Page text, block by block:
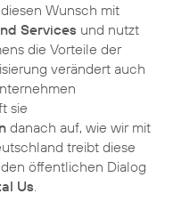
Wunsch mit
Services und nutzt
die Vorteile der
verändert auch
sie
danach auf, wie wir mit
treibt diese
öffentlichen Dialog
Us.